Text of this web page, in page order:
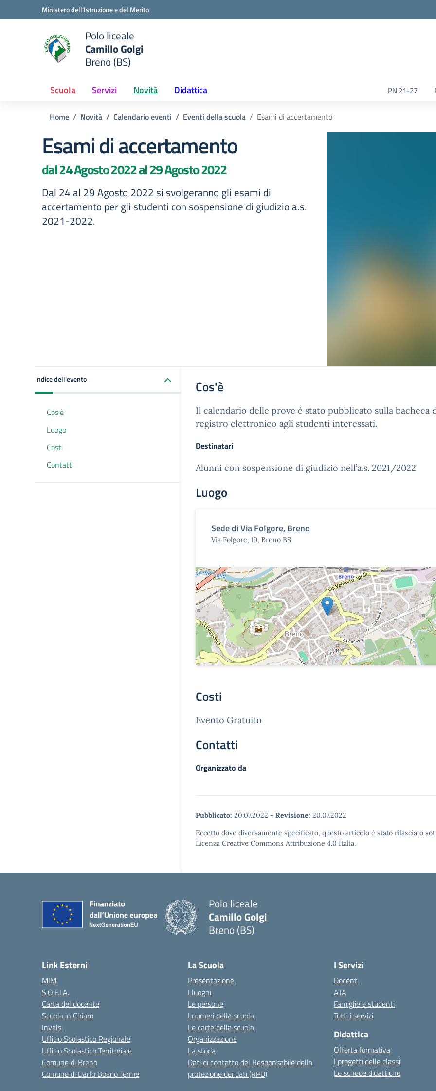
Vai ai contenuti
Vai al menu di navigazioneMinistero dell'Istruzione e del Merito
scuola
Polo liceale
Camillo Golgi
Breno (BS)
Scuola Servizi Novità Didattica PN 21-27
Home Novità Calendario eventi Eventi della scuola Esami di accertamento
Esami di accertamento
dal 24 Agosto 2022 al 29 Agosto 2022
Dal 24 al 29 Agosto 2022 si svolgeranno gli esami di
accertamento per gli studenti con sospensione di giudizio a.s.
2021-2022.
Indice dell'evento
Cos'è
Luogo
Costi
Contatti
Cos'è
Il calendario delle prove è stato pubblicato sulla bacheca
registro elettronico agli studenti interessati.
Destinatari
Alunni con sospensione di giudizio nell’a.s. 2021/2022
Luogo
Sede di Via Folgore, Breno
Via Folgore, 19, Breno BS
Costi
Evento Gratuito
Contatti
Organizzato da
Pubblicato: 20.07.2022 - Revisione: 20.07.2022
Eccetto dove diversamente specificato, questo articolo è stato rilasciato
Licenza Creative Commons Attribuzione 4.0 Italia.
Polo liceale
Camillo Golgi
Breno (BS)
Link Esterni
MIM
S.O.F.I.A.
Carta del docente
Scuola in Chiaro
Invalsi
Ufficio Scolastico Regionale
Ufficio Scolastico Territoriale
Comune di Breno
Comune di Darfo Boario Terme
La Scuola
Presentazione
I luoghi
Le persone
I numeri della scuola
Le carte della scuola
Organizzazione
La storia
Dati di contatto del Responsabile della
protezione dei dati (RPD)
I Servizi
Docenti
ATA
Famiglie e studenti
Tutti i servizi
Didattica
Offerta formativa
I progetti delle classi
Le schede didattiche